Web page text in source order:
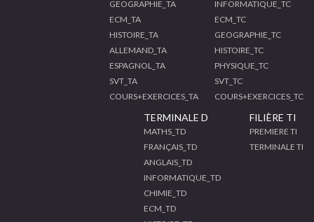
GEOGRAPHIE_TA
ECM_TA
HISTOIRE_TA
ALLEMAND_TA
ESPAGNOL_TA
SVT_TA
COURS+EXERCICES_TA
INFORMATIQUE_TC
ECM_TC
GEOGRAPHIE_TC
HISTOIRE_TC
PHYSIQUE_TC
SVT_TC
COURS+EXERCICES_TC
TERMINALE D
MATHS_TD
FRANÇAIS_TD
ANGLAIS_TD
INFORMATIQUE_TD
CHIMIE_TD
ECM_TD
FILIÈRE TI
PREMIERE TI
TERMINALE TI